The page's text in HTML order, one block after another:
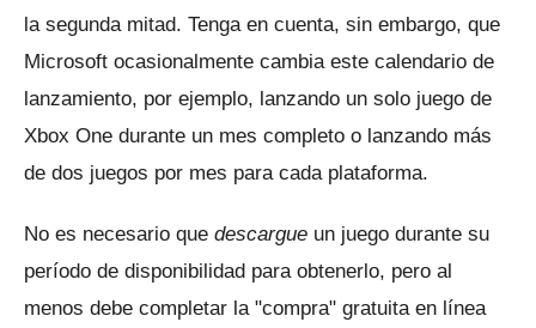
la segunda mitad. Tenga en cuenta, sin embargo, que
Microsoft ocasionalmente cambia este calendario de
lanzamiento, por ejemplo, lanzando un solo juego de
Xbox One durante un mes completo o lanzando más
de dos juegos por mes para cada plataforma.
No es necesario que descargue un juego durante su
período de disponibilidad para obtenerlo, pero al
menos debe completar la "compra" gratuita en línea